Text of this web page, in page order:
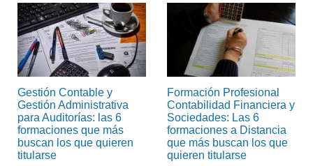
Gestión Contable y
Gestión Administrativa
para Auditorías: las 6
formaciones que más
buscan los que quieren
titularse
Formación Profesional
Contabilidad Financiera y
Sociedades: Las 6
formaciones a Distancia
que más buscan los que
quieren titularse